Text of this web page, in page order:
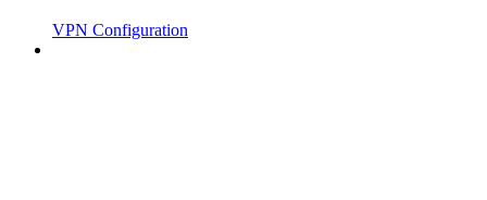
VPN Configuration